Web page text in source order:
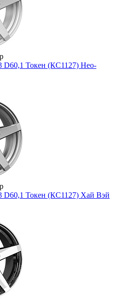
D60,1 Токен (КС1127) Нео-
D60,1 Токен (КС1127) Хай Вэй